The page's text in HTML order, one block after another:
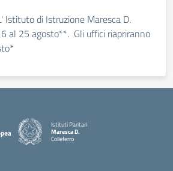
di Istruzione Maresca D.
al 25 agosto**. Gli uffici riapriranno
Istituti Paritari
Maresca D.
Colleferro